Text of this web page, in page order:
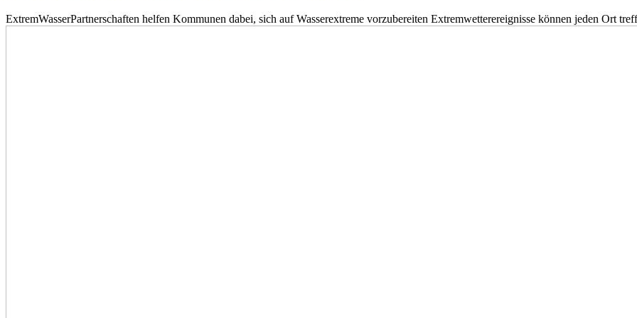
ExtremWasserPartnerschaften helfen Kommunen dabei, sich auf Wasserextreme vorzubereiten Extremwetterereignisse können jeden Ort